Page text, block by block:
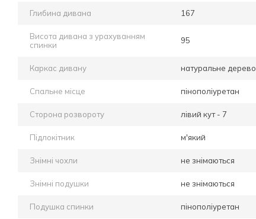
Глибина дивана 167
Висота дивана з урахуванням
спинки
95
Каркас дивану натуральне дерево
Спальне місце пінополіуретан
Сторона розвороту лівий кут - 7
Підлокітник м'який
Знімні чохли не знімаються
Знімні подушки не знімаються
Подушка спинки пінополіуретан